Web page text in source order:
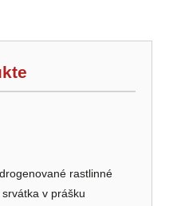
rastlinné
v prášku